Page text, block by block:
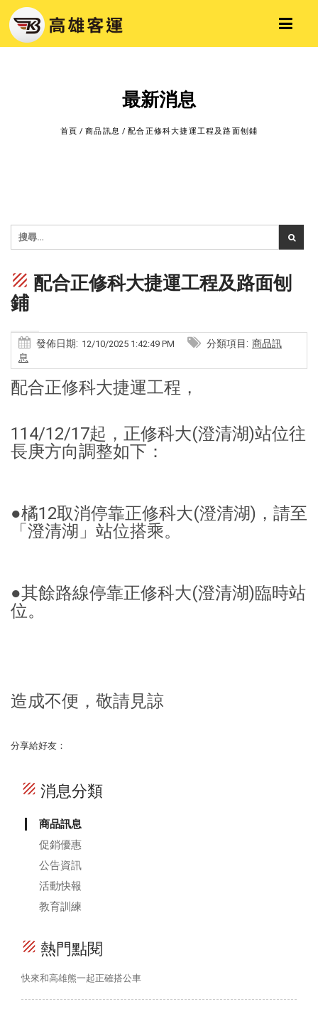
最新消息
首頁 /商品訊息 /配合正修科大捷運工程及路面刨鋪
texture 配合正修科大捷運工程及路面刨
鋪
發佈日期: 12/10/2025 1:42:49 PM 分類項目: 商品訊
息
配合正修科大捷運工程，
114/12/17起，正修科大(澄清湖)站位往
長庚方向調整如下：
●橘12取消停靠正修科大(澄清湖)，請至
「澄清湖」站位搭乘。
●其餘路線停靠正修科大(澄清湖)臨時站
位。
造成不便，敬請見諒
分享給好友：
texture 消息分類
商品訊息
促銷優惠
公告資訊
活動快報
教育訓練
texture 熱門點閱
快來和高雄熊一起正確搭公車